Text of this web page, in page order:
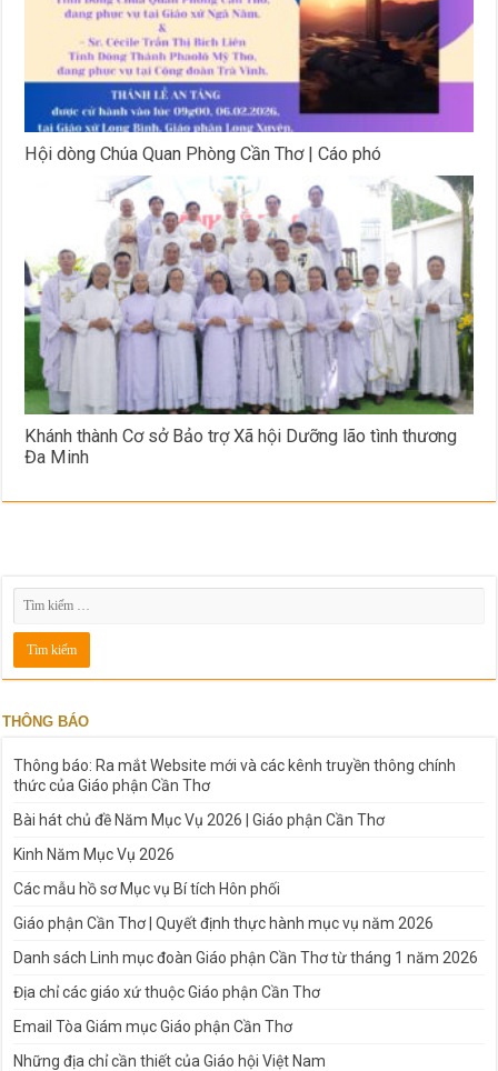
Hội dòng Chúa Quan Phòng Cần Thơ | Cáo phó
Khánh thành Cơ sở Bảo trợ Xã hội Dưỡng lão tình thương
Đa Minh
THÔNG BÁO
Thông báo: Ra mắt Website mới và các kênh truyền thông chính
thức của Giáo phận Cần Thơ
Bài hát chủ đề Năm Mục Vụ 2026 | Giáo phận Cần Thơ
Kinh Năm Mục Vụ 2026
Các mẫu hồ sơ Mục vụ Bí tích Hôn phối
Giáo phận Cần Thơ | Quyết định thực hành mục vụ năm 2026
Danh sách Linh mục đoàn Giáo phận Cần Thơ từ tháng 1 năm 2026
Địa chỉ các giáo xứ thuộc Giáo phận Cần Thơ
Email Tòa Giám mục Giáo phận Cần Thơ
Những địa chỉ cần thiết của Giáo hội Việt Nam